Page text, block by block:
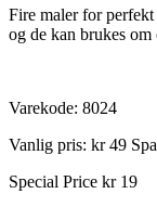
Fire maler for
og de kan brukes
Varekode: 8024
Vanlig pris: kr 49
Special Price kr 19